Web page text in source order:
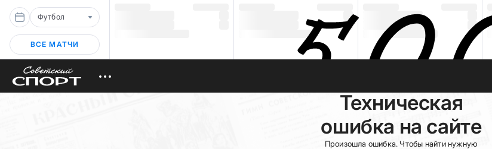
Футбол
ВСЕ МАТЧИ
Техническая
ошибка на сайте
Произошла ошибка. Чтобы найти нужную